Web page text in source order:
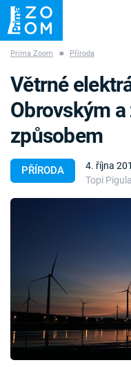
ZÁHADY VETŘELCI
Témata
Pořady
TV Program
Časopis
Sledujte prima+
Prima Zoom ■ Příroda
PŘÍRODA
4. října
Topi Pigula
Větrné
Obrovským
způsobem